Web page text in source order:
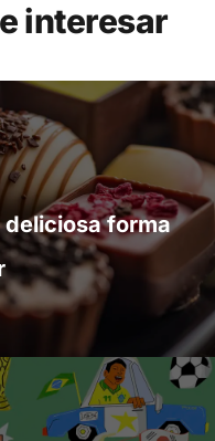
interesar
deliciosa forma